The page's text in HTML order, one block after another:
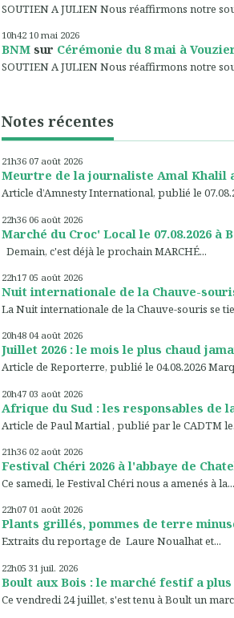
SOUTIEN A JULIEN Nous réaffirmons notre
10h42 10 mai 2026
BNM sur Cérémonie du 8 mai à
SOUTIEN A JULIEN Nous réaffirmons notre
Notes récentes
21h36 07 août 2026
Meurtre de la journaliste Amal Khalil
Article d’Amnesty International, publié le
22h36 06 août 2026
Marché du Croc' Local le 07.08.2026 à
Demain, c'est déjà le prochain MARCHÉ...
22h17 05 août 2026
Nuit internationale de la Chauve-
La Nuit internationale de la Chauve-souris se
20h48 04 août 2026
Juillet 2026 : le mois le plus chaud
Article de Reporterre, publié le 04.08.2026
20h47 03 août 2026
Afrique du Sud : les responsables de
Article de Paul Martial , publié par le CADTM
21h36 02 août 2026
Festival Chéri 2026 à l'abbaye de
Ce samedi, le Festival Chéri nous a amenés à la...
22h07 01 août 2026
Plants grillés, pommes de terre
Extraits du reportage de Laure Noualhat et...
22h05 31 juil. 2026
Boult aux Bois : le marché festif a plus
Ce vendredi 24 juillet, s'est tenu à Boult un